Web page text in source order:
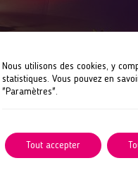
Nous utilisons des cookies, y
statistiques. Vous pouvez en
"Paramètres".
Tout accepter